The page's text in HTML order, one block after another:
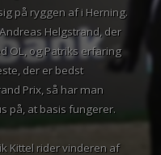
nogle få, der bare er helt
sig på ryggen af i Herning.
Andreas Helgstrand, der
OL, og Patriks erfaring
der er bedst
Prix, så har man
på, at basis fungerer.